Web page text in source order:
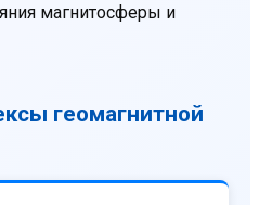
магнитосферы и
геомагнитной